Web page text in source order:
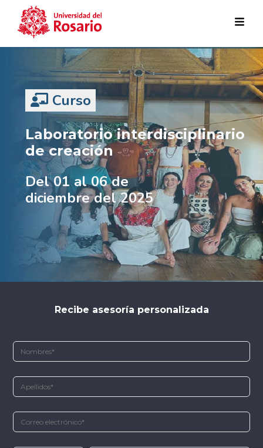
Pasar al contenido principal
Curso
Laboratorio interdisciplinario
de creación
Del 01 al 06 de
diciembre del 2025
Recibe asesoría personalizada